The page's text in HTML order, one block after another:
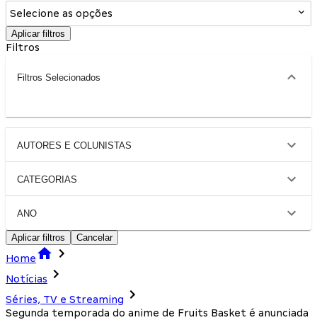
Selecione as opções
Aplicar filtros
Filtros
Filtros Selecionados
AUTORES E COLUNISTAS
CATEGORIAS
ANO
Aplicar filtros Cancelar
Home
Notícias
Séries, TV e Streaming
Segunda temporada do anime de Fruits Basket é anunciada